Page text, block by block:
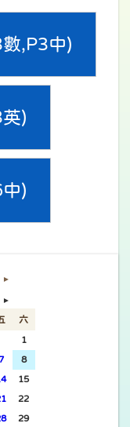
,P3中)
)
)
►
►
六
1
8
15
22
29